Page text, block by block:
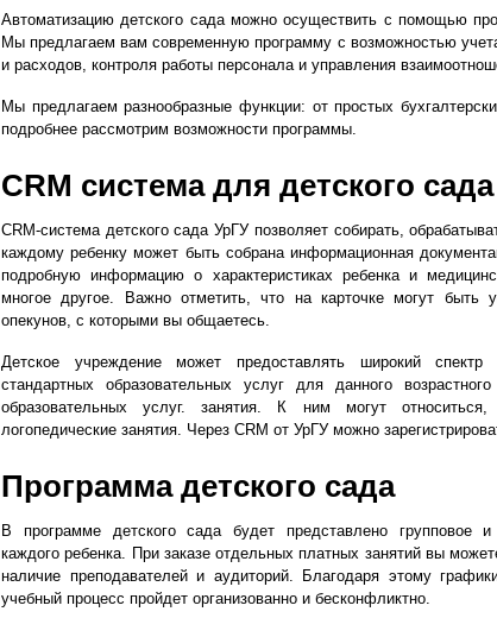
Автоматизацию детского сада можно осуществить с помощью
Мы предлагаем вам современную программу с возможностью
и расходов, контроля работы персонала и управления
Мы предлагаем разнообразные функции: от простых
подробнее рассмотрим возможности программы.
CRM система для детского сада
CRM-система детского сада УрГУ позволяет собирать,
каждому ребенку может быть собрана информационная
подробную информацию о характеристиках ребенка и
многое другое. Важно отметить, что на карточке могут быть
опекунов, с которыми вы общаетесь.
Детское учреждение может предоставлять широкий спектр
стандартных образовательных услуг для данного
образовательных услуг. занятия. К ним могут относиться,
логопедические занятия. Через CRM от УрГУ можно
Программа детского сада
В программе детского сада будет представлено групповое
каждого ребенка. При заказе отдельных платных занятий вы
наличие преподавателей и аудиторий. Благодаря этому
учебный процесс пройдет организованно и бесконфликтно.